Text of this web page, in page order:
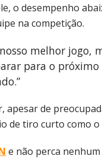
o desempenho
na competição.
melhor jogo,
para o
apesar de
de tiro curto como
e não perca